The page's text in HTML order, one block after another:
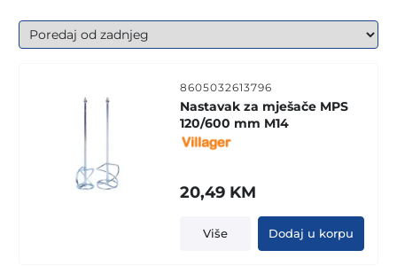
8605032613796
Nastavak za mješače MPS
120/600 mm M14
20,49 KM
Više Dodaj u korpu